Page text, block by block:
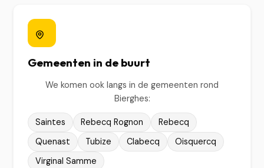
Gemeenten in de buurt
We komen ook langs in de gemeenten rond
Bierghes:
Saintes Rebecq Rognon
Rebecq
Quenast
Tubize Clabecq
Oisquercq
Virginal Samme